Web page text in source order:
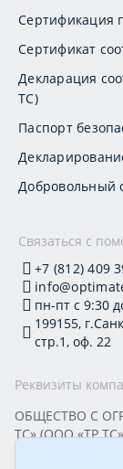
Сертификация
Сертификат
Декларация
ТС)
Паспорт
Добровольный
Связаться с
+7 (812) 409
пн-пт с 9:30
199155,
стр.1, оф. 22
Реквизиты
ОБЩЕСТВО С
ТС» (ООО «ТР
Юридический